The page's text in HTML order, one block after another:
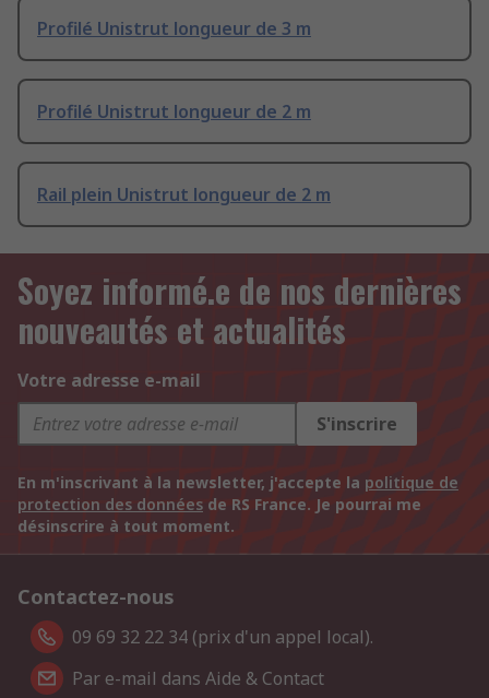
Profilé Unistrut longueur de 3 m
Profilé Unistrut longueur de 2 m
Rail plein Unistrut longueur de 2 m
Soyez informé.e de nos dernières
nouveautés et actualités
Votre adresse e-mail
S'inscrire
En m'inscrivant à la newsletter, j'accepte la politique de
protection des données de RS France. Je pourrai me
désinscrire à tout moment.
Contactez-nous
09 69 32 22 34 (prix d'un appel local).
Par e-mail dans Aide & Contact